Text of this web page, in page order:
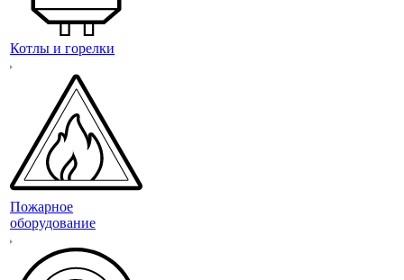
Котлы и горелки
Пожарное
оборудование